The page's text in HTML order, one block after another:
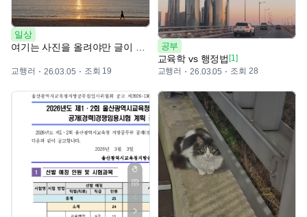
일상
여기는 사진을 올려야만 글이 올라가네
교행러 26.03.05 조회 19
공부
교육학 vs 행정법 [1]
교행러
26.03.05 조회 28